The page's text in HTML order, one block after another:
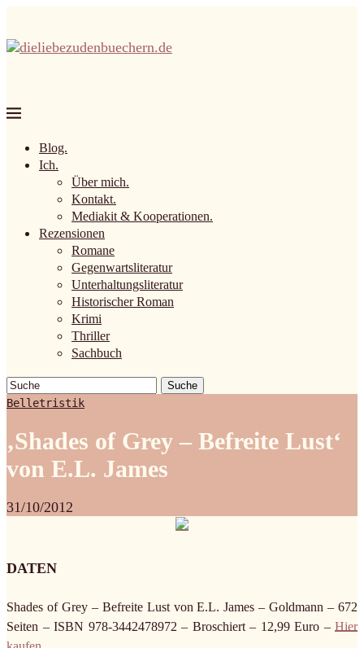
Blog.
Ich.
Über mich.
Kontakt.
Mediakit & Kooperationen.
Rezensionen
Romane
Gegenwartsliteratur
Unterhaltungsliteratur
Historischer Roman
Krimi
Thriller
Sachbuch
Suche
Belletristik
‚Shades of Grey – Befreite Lust‘
von E.L. James
31/10/2012
DATEN
Shades of Grey – Befreite Lust von E.L. James – Goldmann – 672
Seiten – ISBN 978-3442478972 – Broschiert – 12,99 Euro – Hier